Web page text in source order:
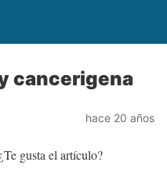
cancerigena
hace 20 años
gusta el artículo?